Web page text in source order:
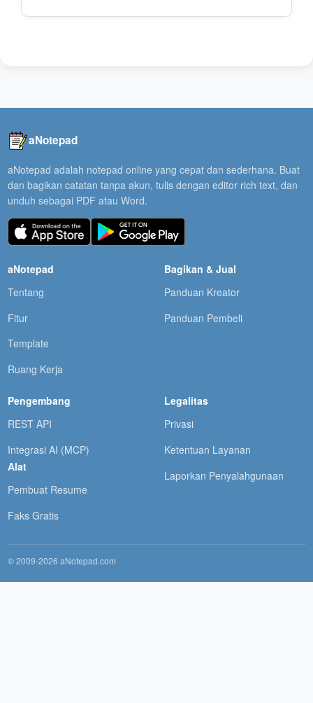
aNotepad
aNotepad adalah notepad online yang cepat dan sederhana. Buat
dan bagikan catatan tanpa akun, tulis dengan editor rich text, dan
unduh sebagai PDF atau Word.
aNotepad
Tentang
Fitur
Template
Ruang Kerja
Bagikan & Jual
Panduan Kreator
Panduan Pembeli
Pengembang
REST API
Integrasi AI (MCP)
Alat
Pembuat Resume
Faks Gratis
Legalitas
Privasi
Ketentuan Layanan
Laporkan Penyalahgunaan
© 2009-2026 aNotepad.com